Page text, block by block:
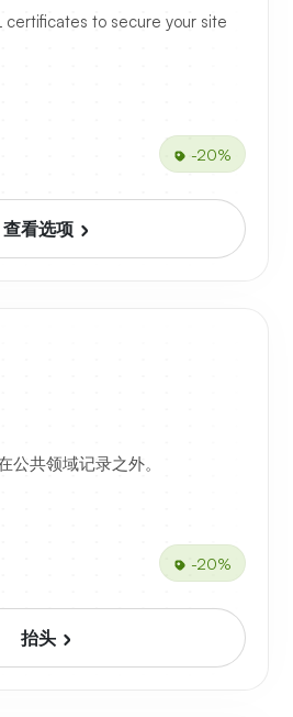
certificates to secure your site
-20%
查看选项
公共领域记录之外。
-20%
抬头